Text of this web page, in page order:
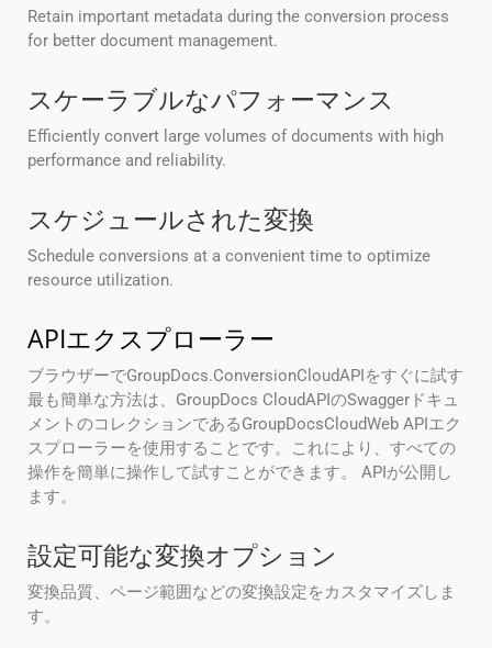
Retain important metadata during the conversion process
for better document management.
スケーラブルなパフォーマンス
Efficiently convert large volumes of documents with high
performance and reliability.
スケジュールされた変換
Schedule conversions at a convenient time to optimize
resource utilization.
APIエクスプローラー
ブラウザーでGroupDocs.ConversionCloudAPIをすぐに試す
最も簡単な方法は、GroupDocs CloudAPIのSwaggerドキュ
メントのコレクションであるGroupDocsCloudWeb APIエク
スプローラーを使用することです。これにより、すべての
操作を簡単に操作して試すことができます。 APIが公開し
ます。
設定可能な変換オプション
変換品質、ページ範囲などの変換設定をカスタマイズしま
す。